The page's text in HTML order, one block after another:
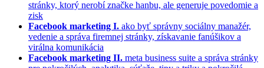
stránky, ktorý nerobí značke hanbu, ale generuje povedomie a
zisk
Facebook marketing I. ako byť správny sociálny manažér,
vedenie a správa firemnej stránky, získavanie fanúšikov a
virálna komunikácia
Facebook marketing II. meta business suite a správa stránky